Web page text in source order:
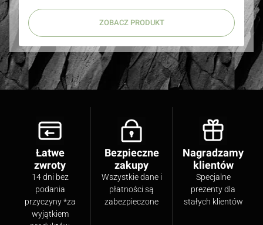
ZOBACZ PRODUKT
Łatwe
zwroty
14 dni bez
podania
przyczyny *za
wyjątkiem
Bezpieczne
zakupy
Wszystkie dane i
płatności są
zabezpieczone
Nagradzamy
klientów
Specjalne
prezenty dla
stałych klientów